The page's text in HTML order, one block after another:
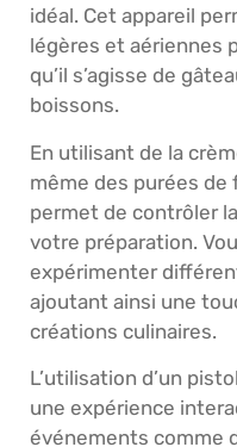
idéal. Cet appareil
légères et aériennes
qu’il s’agisse de
boissons.
En utilisant de la
même des purées
permet de contrôler
votre préparation.
expérimenter
ajoutant ainsi une
créations culinaires.
L’utilisation d’un
une expérience
événements comme